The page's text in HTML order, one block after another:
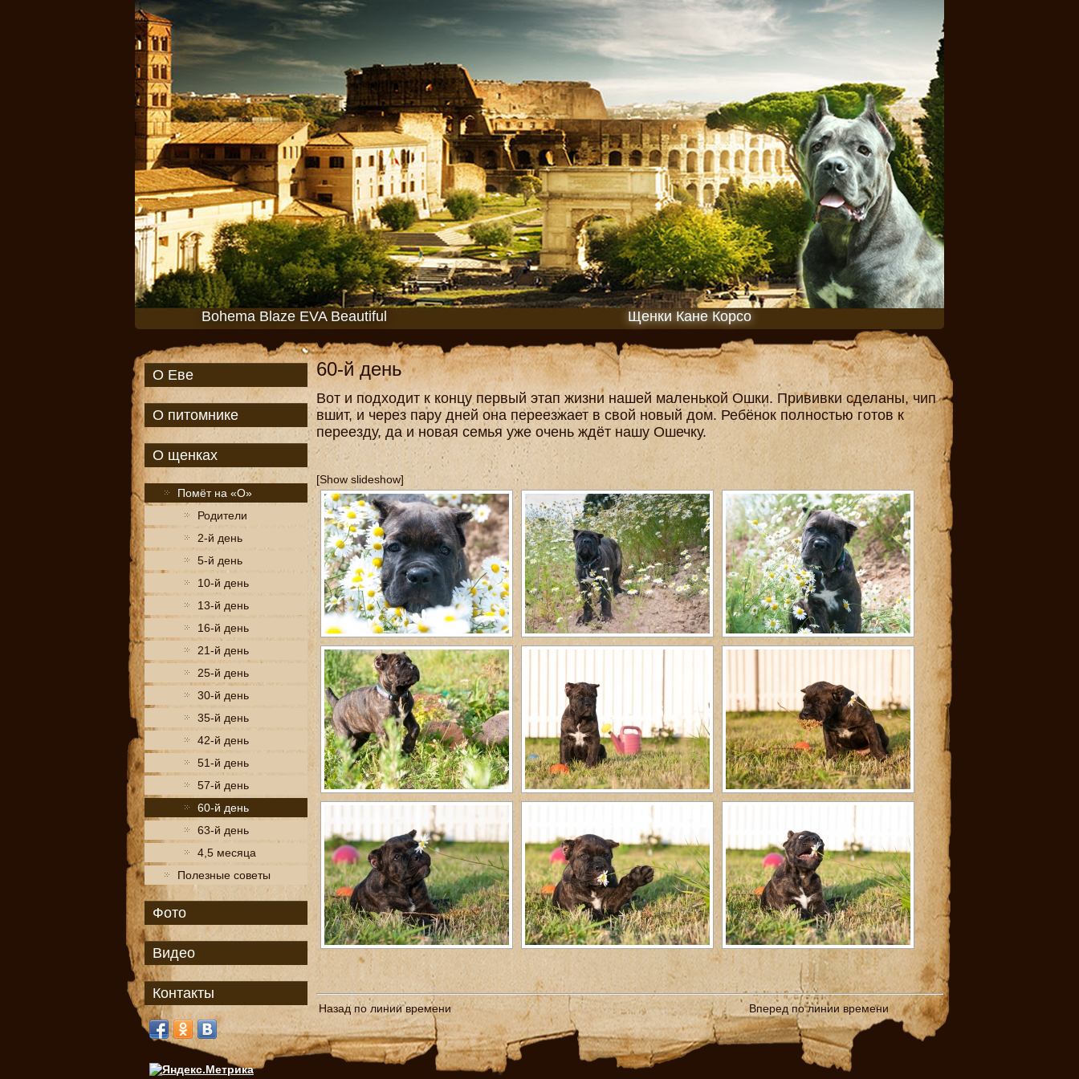
Bohema Blaze EVA Beautiful Щенки Кане Корсо
О Еве
О питомнике
О щенках
Помёт на «О»
Родители
2-й день
5-й день
10-й день
13-й день
16-й день
21-й день
25-й день
30-й день
35-й день
42-й день
51-й день
57-й день
60-й день
63-й день
4,5 месяца
Полезные советы
Фото
Видео
Контакты
60-й день
Вот и подходит к концу первый этап жизни нашей маленькой Ошки. Прививки сделаны, чип
вшит, и через пару дней она переезжает в свой новый дом. Ребёнок полностью готов к
переезду, да и новая семья уже очень ждёт нашу Ошечку.
[Show slideshow]
Назад по линии времени Вперед по линии времени